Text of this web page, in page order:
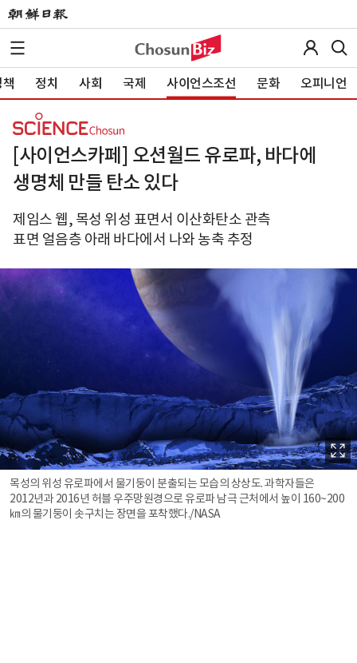
정치 사회 국제 사이언스조선 문화 오피니언
[사이언스카페] 오션월드 유로파, 바다에
생명체 만들 탄소 있다
제임스 웹, 목성 위성 표면서 이산화탄소 관측
표면 얼음층 아래 바다에서 나와 농축 추정
목성의 위성 유로파에서 물기둥이 분출되는 모습의 상상도. 과학자들은
2012년과 2016년 허블 우주망원경으로 유로파 남극 근처에서 높이 160~200
㎞의 물기둥이 솟구치는 장면을 포착했다./NASA